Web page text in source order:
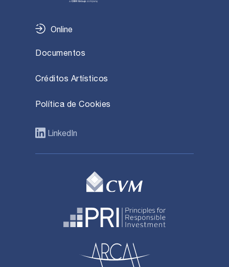
Online
Documentos
Créditos Artísticos
Política de Cookies
LinkedIn